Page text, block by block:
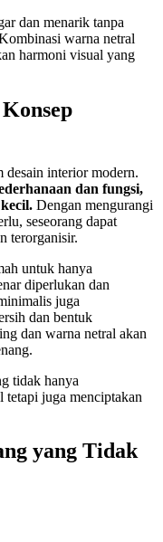
dan menarik tanpa
warna netral
harmoni visual yang
desain interior modern.
dan fungsi,
Dengan mengurangi
seseorang dapat
terorganisir.
untuk hanya
diperlukan dan
juga
dan bentuk
dan warna netral akan
tidak hanya
tetapi juga menciptakan
yang Tidak